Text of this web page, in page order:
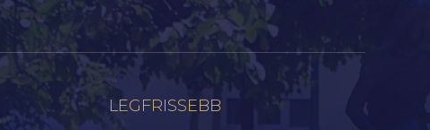
LEGFRISSEBB